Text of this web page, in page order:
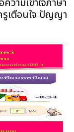
เตือนใจ ปัญญา